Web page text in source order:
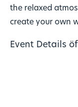
the relaxed
create your own
Event Details